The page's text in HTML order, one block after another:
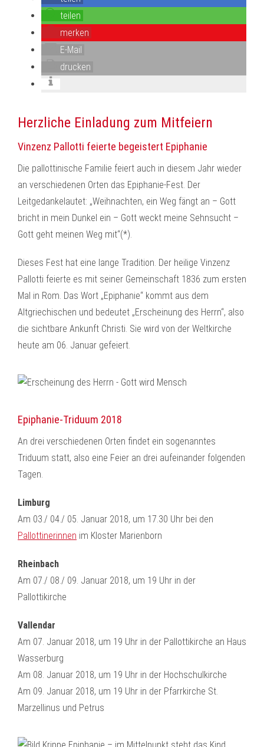
teilen
merken
E-Mail
drucken
Herzliche Einladung zum Mitfeiern
Vinzenz Pallotti feierte begeistert Epiphanie
Die pallottinische Familie feiert auch in diesem Jahr wieder
an verschiedenen Orten das Epiphanie-Fest. Der
Leitgedankelautet: „Weihnachten, ein Weg fängt an – Gott
bricht in mein Dunkel ein – Gott weckt meine Sehnsucht –
Gott geht meinen Weg mit“(*).
Dieses Fest hat eine lange Tradition. Der heilige Vinzenz
Pallotti feierte es mit seiner Gemeinschaft 1836 zum ersten
Mal in Rom. Das Wort „Epiphanie“ kommt aus dem
Altgriechischen und bedeutet „Erscheinung des Herrn“, also
die sichtbare Ankunft Christi. Sie wird von der Weltkirche
heute am 06. Januar gefeiert.
Epiphanie-Triduum 2018
An drei verschiedenen Orten findet ein sogenanntes
Triduum statt, also eine Feier an drei aufeinander folgenden
Tagen.
Limburg
Am 03./ 04./ 05. Januar 2018, um 17.30 Uhr bei den
Pallottinerinnen im Kloster Marienborn
Rheinbach
Am 07./ 08./ 09. Januar 2018, um 19 Uhr in der
Pallottikirche
Vallendar
Am 07. Januar 2018, um 19 Uhr in der Pallottikirche an Haus
Wasserburg
Am 08. Januar 2018, um 19 Uhr in der Hochschulkirche
Am 09. Januar 2018, um 19 Uhr in der Pfarrkirche St.
Marzellinus und Petrus